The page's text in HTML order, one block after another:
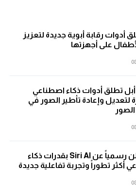
أدوات رقابة أبوية جديدة لتعزيز
على أجهزتها
تطلق أدوات ذكاء اصطناعي
لتعديل وإعادة تأطير الصور في
أبل تعلن رسمياً عن Siri AI بقدرات ذكاء
أكثر تطوراً وتجربة تفاعلية جديدة